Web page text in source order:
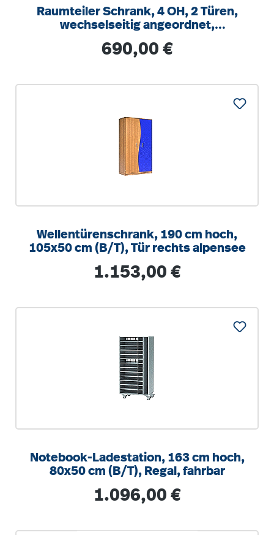
Raumteiler Schrank, 4 OH, 2 Türen,
wechselseitig angeordnet,
Regulärer Preis:
690,00 €
Wellentürenschrank, 190 cm hoch,
105x50 cm (B/T), Tür rechts alpensee
Regulärer Preis:
1.153,00 €
Notebook-Ladestation, 163 cm hoch,
80x50 cm (B/T), Regal, fahrbar
Regulärer Preis:
1.096,00 €